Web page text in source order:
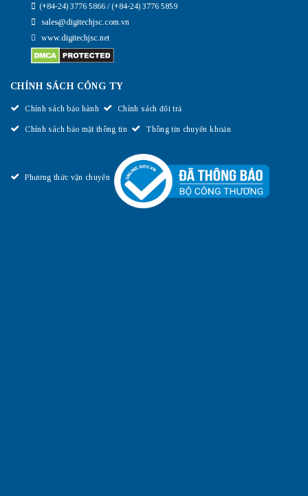
(+84-24) 3776 5866 / (+84-24) 3776 5859
sales@digitechjsc.com.vn
www.digitechjsc.net
CHÍNH SÁCH CÔNG TY
Chính sách bảo hành Chính sách đổi trả
Chính sách bảo mật thông tin Thông tin chuyển khoản
Phương thức vận chuyển